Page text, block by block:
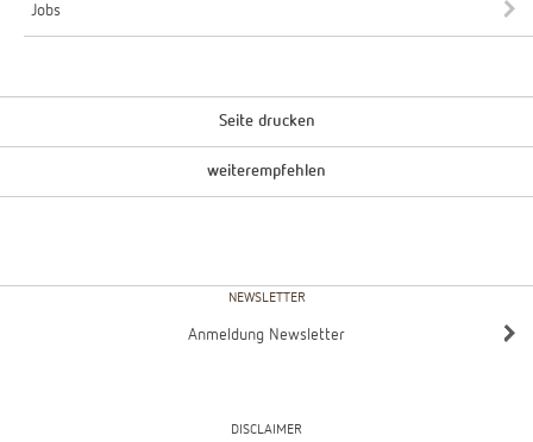
Jobs
Seite drucken
weiterempfehlen
NEWSLETTER
Anmeldung Newsletter
DISCLAIMER